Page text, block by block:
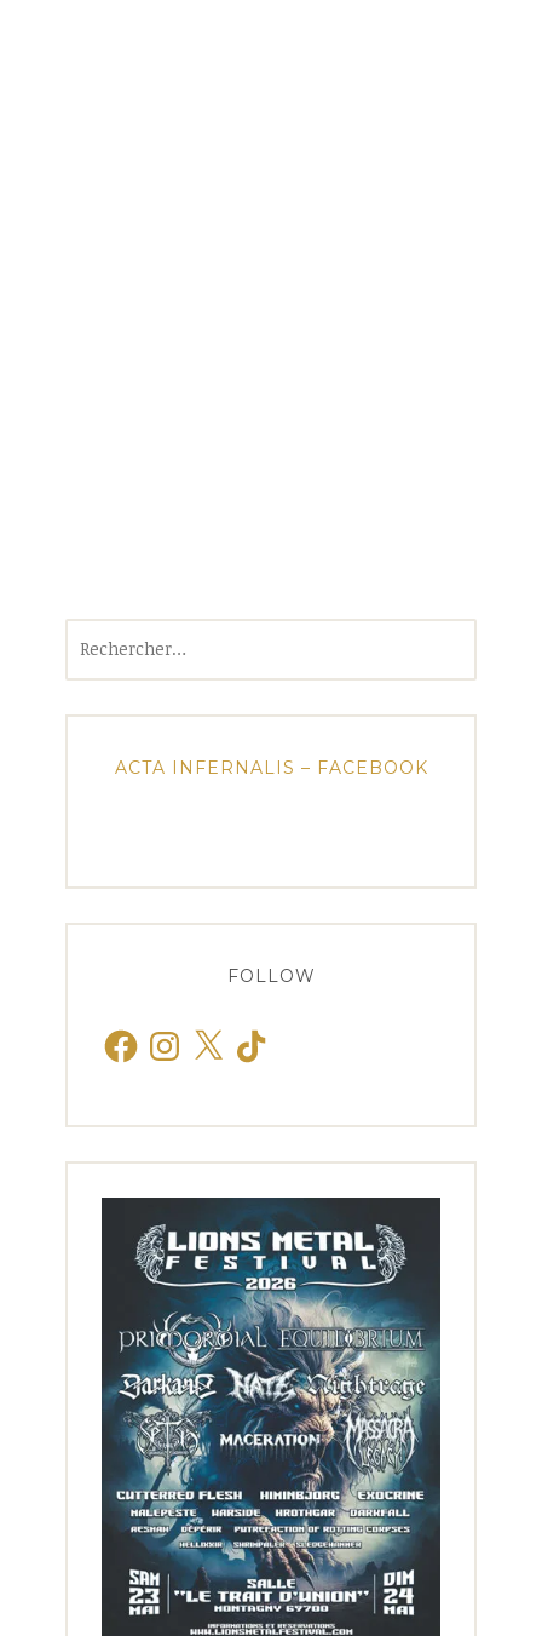
ACTA INFERNALIS – FACEBOOK
FOLLOW
FacebookInstagram
X TikTok